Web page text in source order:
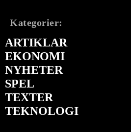
Kategorier:
ARTIKLAR
EKONOMI
NYHETER
SPEL
TEXTER
TEKNOLOGI